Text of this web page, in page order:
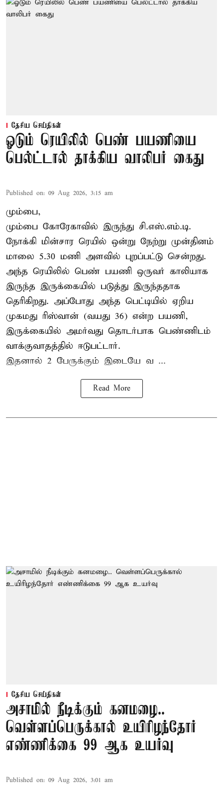
தேசிய செய்திகள்
ஓடும் ரெயிலில் பெண் பயணியை
பெல்ட்டால் தாக்கிய வாலிபர் கைது
Published on: 09 Aug 2026, 3:15 am
மும்பை,
மும்பை கோரேகாவில் இருந்து சி.எஸ்.எம்.டி.
நோக்கி மின்சார ரெயில் ஒன்று நேற்று முன்தினம்
மாலை 5.30 மணி அளவில் புறப்பட்டு சென்றது.
அந்த ரெயிலில் பெண் பயணி ஒருவர் காலியாக
இருந்த இருக்கையில் படுத்து இருந்ததாக
தெரிகிறது. அப்போது அந்த பெட்டியில் ஏறிய
முகமது ரிஸ்வான் (வயது 36) என்ற பயணி,
இருக்கையில் அமர்வது தொடர்பாக பெண்ணிடம்
வாக்குவாதத்தில் ஈடுபட்டார்.
இதனால் 2 பேருக்கும் இடையே வ ...
Read More
தேசிய செய்திகள்
அசாமில் நீடிக்கும் கனமழை..
வெள்ளப்பெருக்கால் உயிரிழந்தோர்
எண்ணிக்கை 99 ஆக உயர்வு
Published on: 09 Aug 2026, 3:01 am